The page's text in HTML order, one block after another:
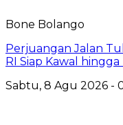
Bone Bolango
Perjuangan Jalan
RI Siap Kawal hingga
Sabtu, 8 Agu 2026 -